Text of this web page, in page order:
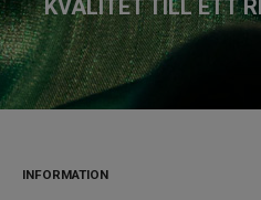
KVALITET TILL ETT
INFORMATION